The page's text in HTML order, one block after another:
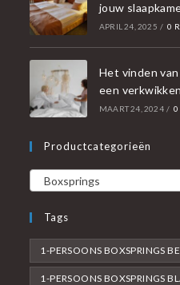
jouw
APRIL 24, 2025 / 0
Het vinden
een
MAART 24, 2024 / 0
Productcategorieën
Boxsprings
Tags
1-PERSOONS BOXSPRINGS
1-PERSOONS BOXSPRINGS